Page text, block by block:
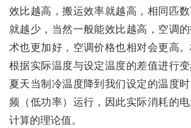
效比越高，搬运效率就越高，相同匹
就越少，当然一般能效比越高，空调
术也更加好，空调价格也相对会更高
根据实际温度与设定温度的差值进行变
夏天当制冷温度降到我们设定的温度
频（低功率）运行，因此实际消耗的
计算的理论值。